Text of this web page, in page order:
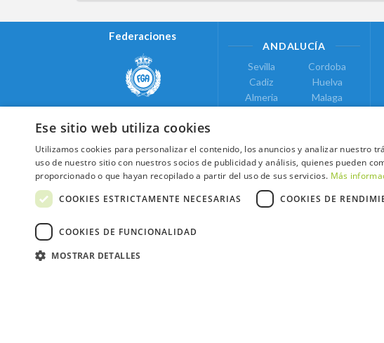
Federaciones
Real Federación Andaluza de
Golf
Federación de Golf de Madrid
ANDALUCÍA
Sevilla
Cadiz
Almeria
Cordoba
Huelva
Malaga
Valencia
COMUNIDAD DE MADRID
Madrid
2026 ©NextCaddy.
Ese sitio web utiliza cookies
Utilizamos cookies para personalizar el contenido, los anuncios y analizar nuestro
uso de nuestro sitio con nuestros socios de publicidad y análisis, quienes pueden
proporcionado o que hayan recopilado a partir del uso de sus servicios. Más
COOKIES ESTRICTAMENTE NECESARIAS
COOKIES DE
COOKIES DE FUNCIONALIDAD
MOSTRAR DETALLES